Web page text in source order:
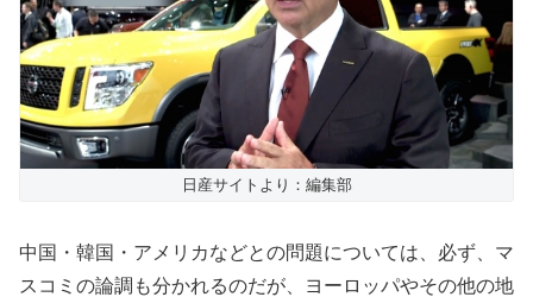
日産サイトより：編集部
中国・韓国・アメリカなどとの問題については、必ず、マ
スコミの論調も分かれるのだが、ヨーロッパやその他の地